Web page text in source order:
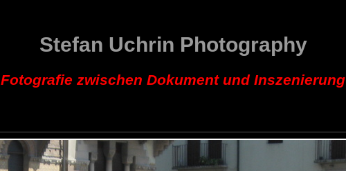
Stefan Uchrin Photography
Fotografie zwischen Dokument und Inszenierung